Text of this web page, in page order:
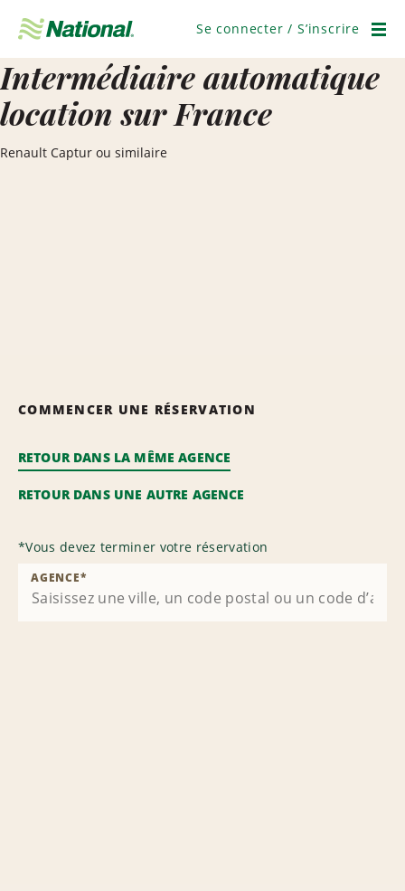
navigation
Se connecter / S’inscrire
Intermédiaire automatique
location sur France
Renault Captur ou similaire
COMMENCER UNE RÉSERVATION
RETOUR DANS LA MÊME AGENCE
RETOUR DANS UNE AUTRE AGENCE
*Vous devez terminer votre réservation
AGENCE*